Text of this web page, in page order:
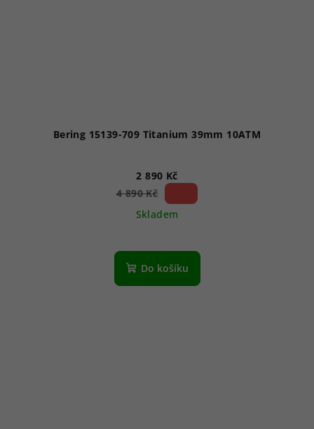
Bering 15139-709 Titanium 39mm 10ATM
2 890 Kč
4 890 Kč
Skladem
Do košíku